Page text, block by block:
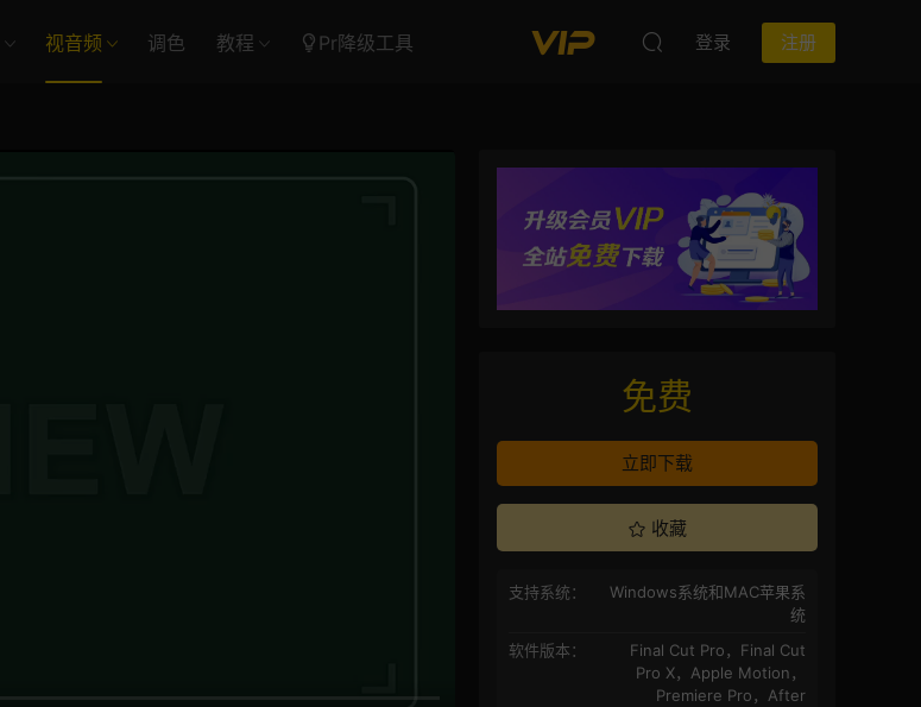
视音频 调色 教程 Pr降级工具 登录 注册
免费
立即下载
收藏
支持系统：
Windows系统和MAC苹果系
统
软件版本：
Final Cut Pro，Final Cut
Pro X，Apple Motion，
Premiere Pro，After